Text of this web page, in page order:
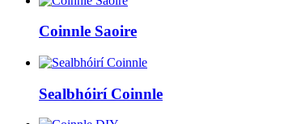
Coinnle Saoire
Sealbhóirí Coinnle